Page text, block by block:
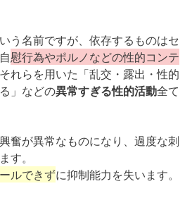
う名前ですが、依存するものはセ
慰行為やポルノなどの性的コンテ
れらを用いた「乱交・露出・性的
」などの異常すぎる性的活動全て
奮が異常なものになり、過度な刺
す。
ルできずに抑制能力を失います。